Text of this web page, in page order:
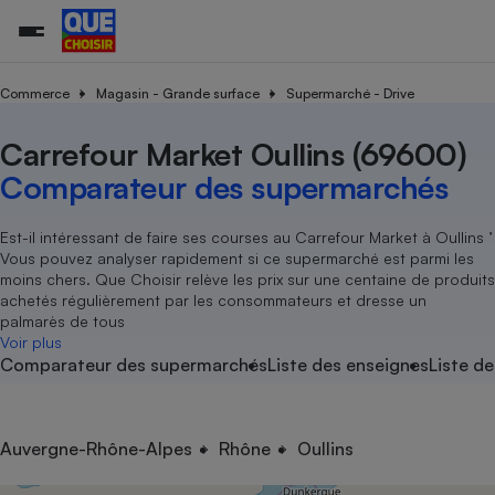
Commerce Magasin - Grande surface Supermarché - Drive
Carrefour Market Oullins (69600)
Comparateur des supermarchés
Est-il intéressant de faire ses courses au Carrefour Market à Oullins ’
Vous pouvez analyser rapidement si ce supermarché est parmi les
moins chers. Que Choisir relève les prix sur une centaine de produits
achetés régulièrement par les consommateurs et dresse un
palmarès de tous
Voir plus
Comparateur des supermarchésListe des enseignesListe
Auvergne-Rhône-Alpes Rhône Oullins
Additifs
Nutrition
Assurance auto
Magasin - Grande surface
Méthode de vente -
Organismes de défense
Système judiciairegratuit
Déchet
Achat - Vente - Travaux
Location
Sport
électrique
Démarche administrative
Senior
Service marchand
Train
Transport aérien
Toutes les actualités
Enquêtes
Guides d'achat
Conseils
Brèves
Tous les services
Soumettre un litige
Lettres types
Rencontrer une association locale
Tous nos combats
Nos actions
Nos grandes victoires
Les billets de la présidente
Nos associations locales
Nous rejoindre
En savoir plus sur Que Choisir Ensemble
?
L’association
Nos missions
Notre méthodologie
Notre financement
Nos partenaires
Nous rejoindre